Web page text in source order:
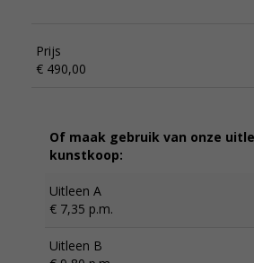
Prijs
€ 490,00
Of maak gebruik van onze
kunstkoop:
Uitleen A
€ 7,35 p.m.
Uitleen B